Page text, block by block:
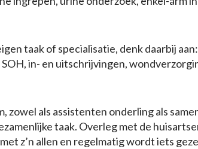
taak of specialisatie, denk daarbij aan:
in- en uitschrijvingen,
zowel als assistenten onderling als
taak. Overleg met de
z’n allen en regelmatig wordt iets